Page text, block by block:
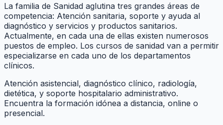
La familia de Sanidad aglutina tres grandes áreas de
competencia: Atención sanitaria, soporte y ayuda al
diagnóstico y servicios y productos sanitarios.
Actualmente, en cada una de ellas existen numerosos
puestos de empleo. Los cursos de sanidad van a permitir
especializarse en cada uno de los departamentos
clínicos.
Atención asistencial, diagnóstico clínico, radiología,
dietética, y soporte hospitalario administrativo.
Encuentra la formación idónea a distancia, online o
presencial.